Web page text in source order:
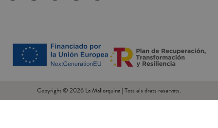
Copyright © 2026 La Mallorquina | Tots els drets reservats.